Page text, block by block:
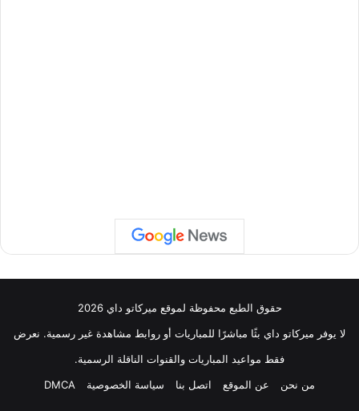
حقوق الطبع محفوظة لموقع ميركاتو داي 2026
لا يوفر ميركاتو داي بثًا مباشرًا للمباريات أو روابط مشاهدة غير رسمية. نعرض
فقط مواعيد المباريات والقنوات الناقلة الرسمية.
من نحن
عن الموقع اتصل بنا سياسة الخصوصية DMCA